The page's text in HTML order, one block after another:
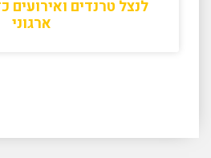
לנצל טרנדים ואירועים
ארגוני